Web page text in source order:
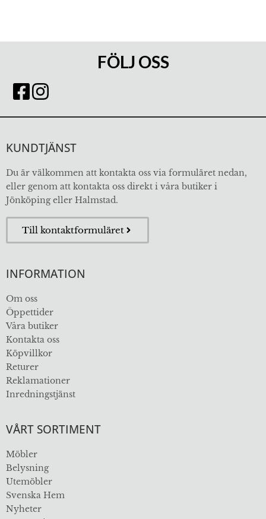
FÖLJ OSS
KUNDTJÄNST
Du är välkommen att kontakta oss via formuläret nedan,
eller genom att kontakta oss direkt i våra butiker i
Jönköping eller Halmstad.
Till kontaktformuläret
INFORMATION
Om oss
Öppettider
Våra butiker
Kontakta oss
Köpvillkor
Returer
Reklamationer
Inredningstjänst
VÅRT SORTIMENT
Möbler
Belysning
Utemöbler
Svenska Hem
Nyheter